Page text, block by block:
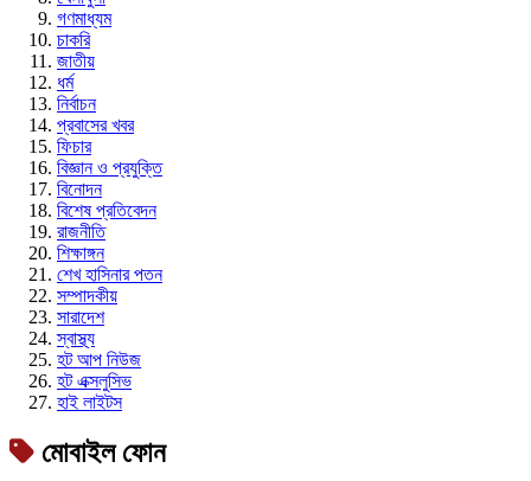
গণমাধ্যম
চাকরি
জাতীয়
ধর্ম
নির্বাচন
প্রবাসের খবর
ফিচার
বিজ্ঞান ও প্রযুক্তি
বিনোদন
বিশেষ প্রতিবেদন
রাজনীতি
শিক্ষাঙ্গন
শেখ হাসিনার পতন
সম্পাদকীয়
সারাদেশ
স্বাস্থ্য
হট আপ নিউজ
হট এক্সলুসিভ
হাই লাইটস
মোবাইল ফোন